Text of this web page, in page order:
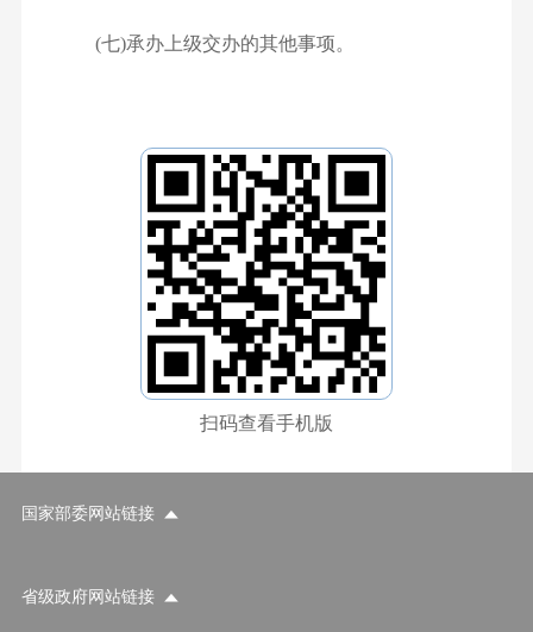
(七)承办上级交办的其他事项。
扫码查看手机版
国家部委网站链接
省级政府网站链接